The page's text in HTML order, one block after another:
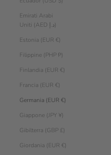
Emirati Arabi
Uniti (AED د.إ)
Estonia (EUR €)
Filippine (PHP ₱)
Finlandia (EUR €)
Francia (EUR €)
Germania (EUR €)
Giappone (JPY ¥)
Gibilterra (GBP £)
Giordania (EUR €)